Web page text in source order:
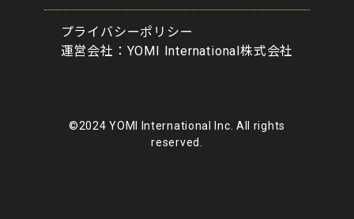
プライバシーポリシー
​運営会社：YOMI International株式会社
©2024 YOMI International Inc. All rights
reserved.